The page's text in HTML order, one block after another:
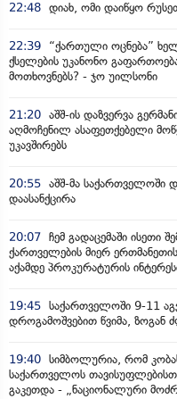
22:48 დიახ, ომი დაიწყო
22:39
“ქართული ოცნება”
ქსელების უკანონო
მოთხოვნებს? - ჯო უილსონი
21:20 აშშ-ის დაზვერვა
აღმოჩენილ ასაფეთქებელი
უკავშირებს
20:55 აშშ-მა საქართველოში
დაასანქცირა
20:07 ჩემ გადაცემაში ისეთი
ქართველების მიერ
აქამდე პროკურატურის
19:45 საქართველოში 9-11
დროგამოშვებით წვიმა, ზოგან
19:40 სიმბოლურია, რომ
საქართველოს
გაკეთდა - „ნაციონალური